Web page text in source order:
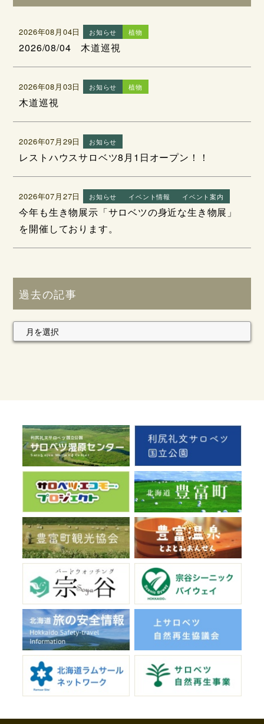
2026年08月04日 お知らせ 植物
2026/08/04 木道巡視
2026年08月03日 お知らせ 植物
木道巡視
2026年07月29日 お知らせ
レストハウスサロベツ8月1日オープン！！
2026年07月27日 お知らせ イベント情報 イベント案内
今年も生き物展示「サロベツの身近な生き物展」
を開催しております。
過去の記事